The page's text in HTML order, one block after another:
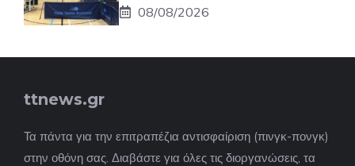
08/08/2026
ttnews.gr
Τα πάντα για την επιτραπέζια αντισφαίριση (πινγκ-πονγκ)
στην οθόνη σας. Διαβάστε για όλες τις διοργανώσεις, τα